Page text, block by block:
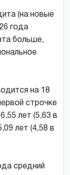
(на новые
года
больше,
на 18
строчке
лет (5,63 в
лет (4,58 в
средний